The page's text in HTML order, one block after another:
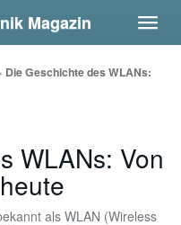
Magazin
Die Geschichte des WLANs:
WLANs: Von
als WLAN (Wireless